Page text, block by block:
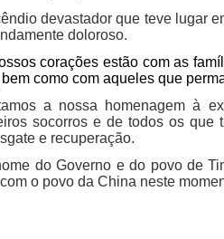
devastador que teve lugar
doloroso.
corações estão com as
como com aqueles que
a nossa homenagem à
socorros e de todos os que
e recuperação.
do Governo e do povo de
o povo da China neste